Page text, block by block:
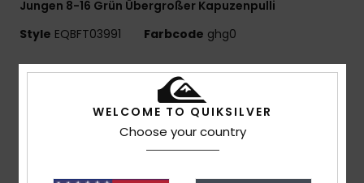
Jungen 8-16 Grün Übergroßer Kapuzenpulli
Style EQBFT03991 Farbcode ghg0
Funktionen
Materialzusammensetzung:55 % Bio-Baumwolle,
45 % recyceltes Polyester [280 g/m²]
WELCOME TO QUIKSILVER
Choose your country